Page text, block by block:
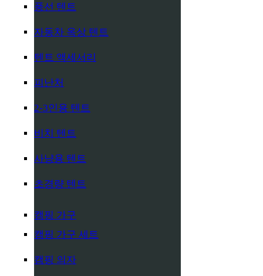
풍선 텐트
자동차 옥상 텐트
텐트 액세서리
피난처
2-3인용 텐트
비치 텐트
사냥용 텐트
초경량 텐트
캠핑 가구
캠핑 가구 세트
캠핑 의자